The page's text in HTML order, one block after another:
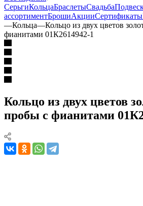
СерьгиКольцаБраслетыСвадьба
ассортиментБрошиАкцииСертификаты
—Кольца—Кольцо из двух цветов
фианитами 01К2614942-1
Кольцо из двух цветов
пробы с фианитами